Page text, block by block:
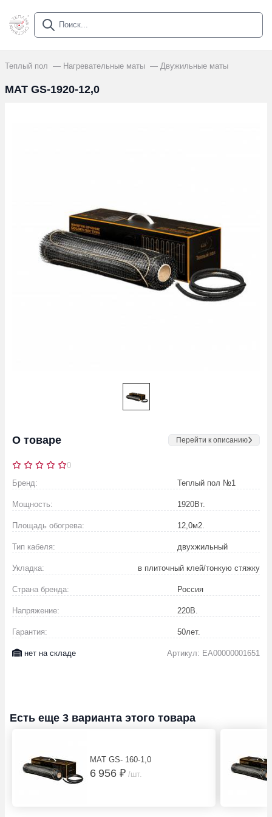
Теплый пол Нагревательные маты Двужильные маты
МАТ GS-1920-12,0
О товаре Перейти к описанию
0
Бренд:
Теплый пол №1
Мощность: 1920Вт.
Площадь обогрева: 12,0м2.
Тип кабеля: двухжильный
Укладка: в плиточный клей/тонкую стяжку
Страна бренда: Россия
Напряжение: 220В.
Гарантия: 50лет.
нет на складе Артикул: EA00000001651
Есть еще 3 варианта этого товара
МАТ GS- 160-1,0
6 956 ₽ /шт.